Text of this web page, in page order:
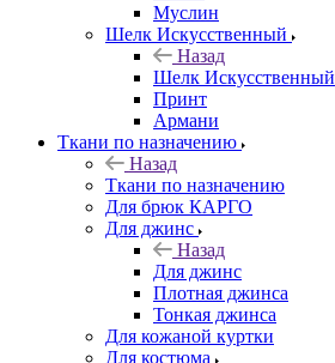
Муслин
Шелк Искусственный
Назад
Шелк Искусственный
Принт
Армани
Ткани по назначению
Назад
Ткани по назначению
Для брюк КАРГО
Для джинс
Назад
Для джинс
Плотная джинса
Тонкая джинса
Для кожаной куртки
Для костюма